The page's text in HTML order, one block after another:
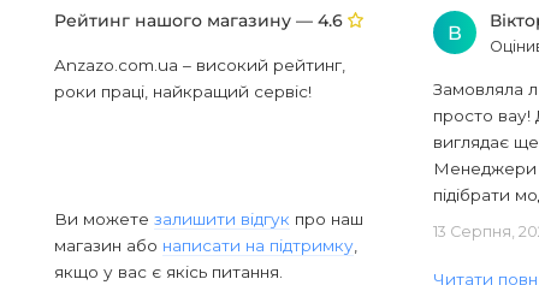
Рейтинг нашого магазину — 4.6
Anzazo.com.ua – високий рейтинг,
роки праці, найкращий сервіс!
Ви можете залишити відгук про наш
магазин або написати на підтримку
якщо у вас є якісь питання.
В
Замовляла
просто вау!
виглядає
Менеджери
підібрати
13 Серпня,
Читати